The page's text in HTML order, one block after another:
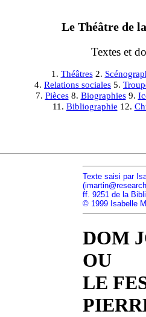
Le Théâtre de
Textes et
1. Théâtres2.
4. Relations sociales 5.
7. Pièces8. Biographies9.
11. Bibliographie 12.
Texte saisi par
ff. 9251 de la
© 1999 Isabelle
DOM
OU
LE